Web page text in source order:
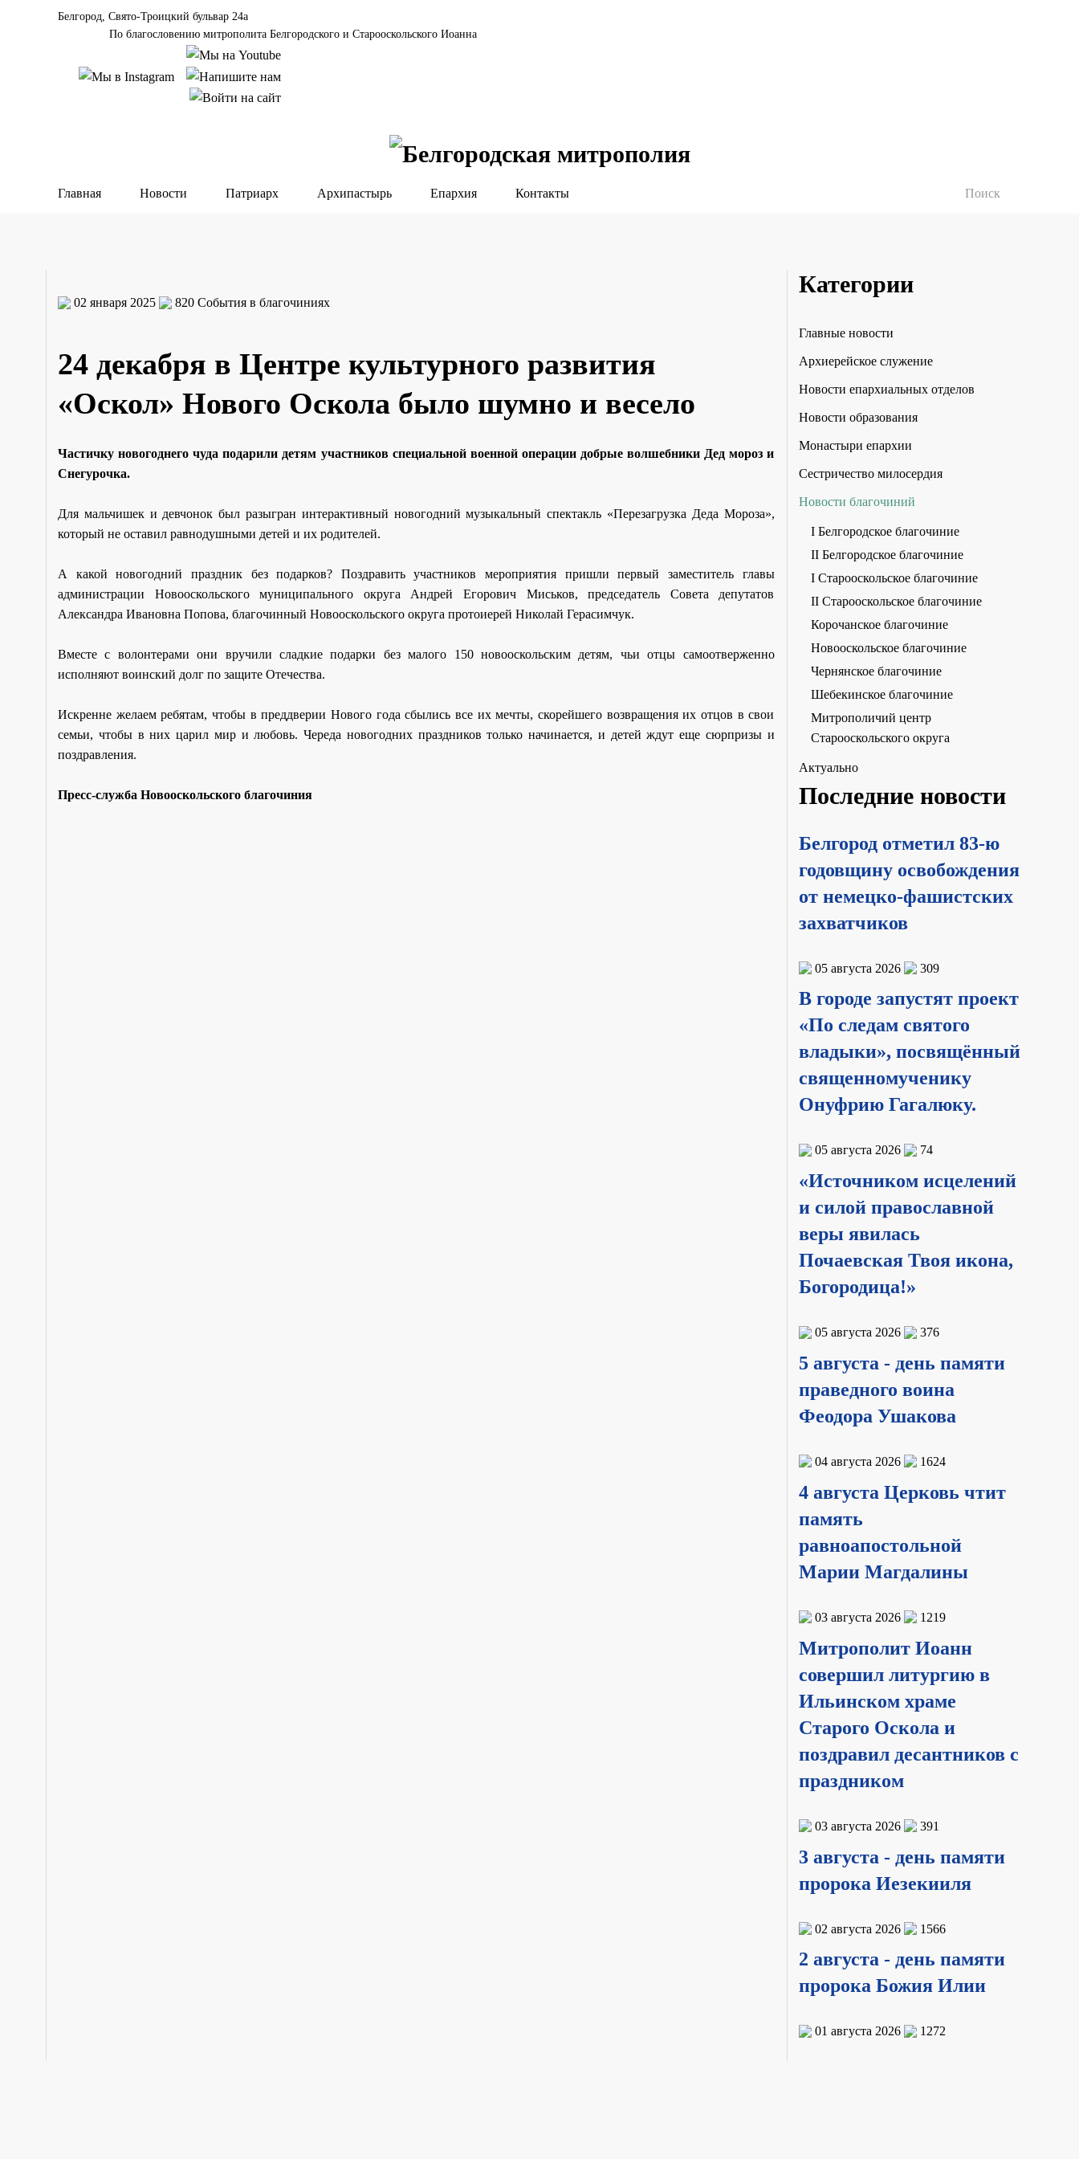
Белгород, Свято-Троицкий бульвар 24а
По благословению митрополита Белгородского и Старооскольского Иоанна
Главная Новости Патриарх Архипастырь Епархия Контакты
02 января 2025 820 События в благочиниях
24 декабря в Центре культурного развития
«Оскол» Нового Оскола было шумно и весело
Частичку новогоднего чуда подарили детям участников специальной военной операции добрые волшебники Дед мороз и
Снегурочка.
Для мальчишек и девчонок был разыгран интерактивный новогодний музыкальный спектакль «Перезагрузка Деда Мороза»,
который не оставил равнодушными детей и их родителей.
А какой новогодний праздник без подарков? Поздравить участников мероприятия пришли первый заместитель главы
администрации Новооскольского муниципального округа Андрей Егорович Миськов, председатель Совета депутатов
Александра Ивановна Попова, благочинный Новооскольского округа протоиерей Николай Герасимчук.
Вместе с волонтерами они вручили сладкие подарки без малого 150 новооскольским детям, чьи отцы самоотверженно
исполняют воинский долг по защите Отечества.
Искренне желаем ребятам, чтобы в преддверии Нового года сбылись все их мечты, скорейшего возвращения их отцов в свои
семьи, чтобы в них царил мир и любовь. Череда новогодних праздников только начинается, и детей ждут еще сюрпризы и
поздравления.
Пресс-служба Новооскольского благочиния
Категории
Главные новости
Архиерейское служение
Новости епархиальных отделов
Новости образования
Монастыри епархии
Сестричество милосердия
Новости благочиний
I Белгородское благочиние
II Белгородское благочиние
I Старооскольское благочиние
II Старооскольское благочиние
Корочанское благочиние
Новооскольское благочиние
Чернянское благочиние
Шебекинское благочиние
Митрополичий центр
Старооскольского округа
Актуально
Последние новости
Белгород отметил 83-ю
годовщину освобождения
от немецко-фашистских
захватчиков
05 августа 2026 309
В городе запустят проект
«По следам святого
владыки», посвящённый
священномученику
Онуфрию Гагалюку.
05 августа 2026 74
«Источником исцелений
и силой православной
веры явилась
Почаевская Твоя икона,
Богородица!»
05 августа 2026 376
5 августа - день памяти
праведного воина
Феодора Ушакова
04 августа 2026 1624
4 августа Церковь чтит
память
равноапостольной
Марии Магдалины
03 августа 2026 1219
Митрополит Иоанн
совершил литургию в
Ильинском храме
Старого Оскола и
поздравил десантников с
праздником
03 августа 2026 391
3 августа - день памяти
пророка Иезекииля
02 августа 2026 1566
2 августа - день памяти
пророка Божия Илии
01 августа 2026 1272